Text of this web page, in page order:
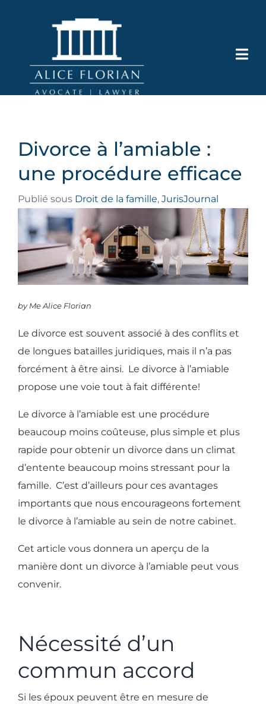
Divorce à l’amiable :
une procédure efficace
Publié sous Droit de la famille, JurisJournal
by Me Alice Florian
Le divorce est souvent associé à des conflits et
de longues batailles juridiques, mais il n’a pas
forcément à être ainsi. Le divorce à l’amiable
propose une voie tout à fait différente!
Le divorce à l’amiable est une procédure
beaucoup moins coûteuse, plus simple et plus
rapide pour obtenir un divorce dans un climat
d’entente beaucoup moins stressant pour la
famille. C’est d’ailleurs pour ces avantages
importants que nous encourageons fortement
le divorce à l’amiable au sein de notre cabinet.
Cet article vous donnera un aperçu de la
manière dont un divorce à l’amiable peut vous
convenir.
Nécessité d’un
commun accord
Si les époux peuvent être en mesure de